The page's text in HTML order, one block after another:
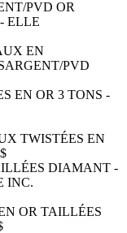
EN
ARGENT/PVD
TWISTÉES EN
OR TAILLÉES